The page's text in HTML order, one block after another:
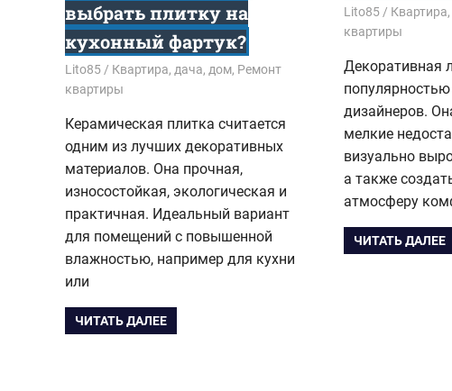
выбрать плитку на
кухонный фартук?
18.11.2021
Lito85 Квартира, дача, дом, Ремонт
квартиры
Керамическая плитка считается
одним из лучших декоративных
материалов. Она прочная,
износостойкая, экологическая и
практичная. Идеальный вариант
для помещений с повышенной
влажностью, например для кухни
или
ЧИТАТЬ ДАЛЕЕ
24.10.2021
Lito85
квартиры
Декоративная
дизайнеров.
мелкие
визуально
а также
атмосферу
ЧИТАТЬ ДАЛЕЕ